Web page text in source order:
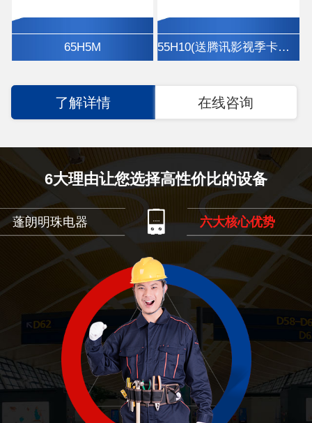
65H5M 55H10(送腾讯影视季卡、挂架)
了解详情 在线咨询
6大理由让您选择高性价比的设备
蓬朗明珠电器 六大核心优势